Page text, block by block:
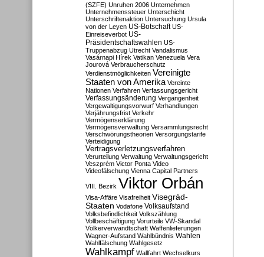
(SZFE) Unruhen 2006 Unternehmen
Unternehmenssteuer Unterschicht
Unterschriftenaktion Untersuchung Ursula
von der Leyen US-Botschaft US-
Einreiseverbot US-
Präsidentschaftswahlen US-
Truppenabzug Utrecht Vandalismus
Vasárnapi Hírek Vatikan Venezuela Vera
Jourová Verbraucherschutz
Verdienstmöglichkeiten Vereinigte
Staaten von Amerika Vereinte
Nationen Verfahren Verfassungsgericht
Verfassungsänderung Vergangenheit
Vergewaltigungsvorwurf Verhandlungen
Verjährungsfrist Verkehr
Vermögenserklärung
Vermögensverwaltung Versammlungsrecht
Verschwörungstheorien Versorgungstarife
Verteidigung
Vertragsverletzungsverfahren
Verurteilung Verwaltung Verwaltungsgericht
Veszprém Victor Ponta Video
Videofälschung Vienna Capital Partners
VIII. Bezirk Viktor Orbán
Visa-Affäre Visafreiheit Visegrád-
Staaten Vodafone Volksaufstand
Volksbefindlichkeit Volkszählung
Vollbeschäftigung Vorurteile VW-Skandal
Völkerverwandtschaft Waffenlieferungen
Wagner-Aufstand Wahlbündnis Wahlen
Wahlfälschung Wahlgesetz
Wahlkampf Wallfahrt Wechselkurs